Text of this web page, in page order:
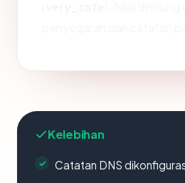
Kelebihan
Catatan DNS